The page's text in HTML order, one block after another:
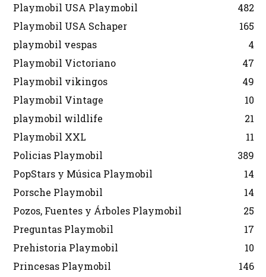
Playmobil USA Playmobil
482
Playmobil USA Schaper
165
playmobil vespas
4
Playmobil Victoriano
47
Playmobil vikingos
49
Playmobil Vintage
10
playmobil wildlife
21
Playmobil XXL
11
Policias Playmobil
389
PopStars y Música Playmobil
14
Porsche Playmobil
14
Pozos, Fuentes y Árboles Playmobil
25
Preguntas Playmobil
17
Prehistoria Playmobil
10
Princesas Playmobil
146